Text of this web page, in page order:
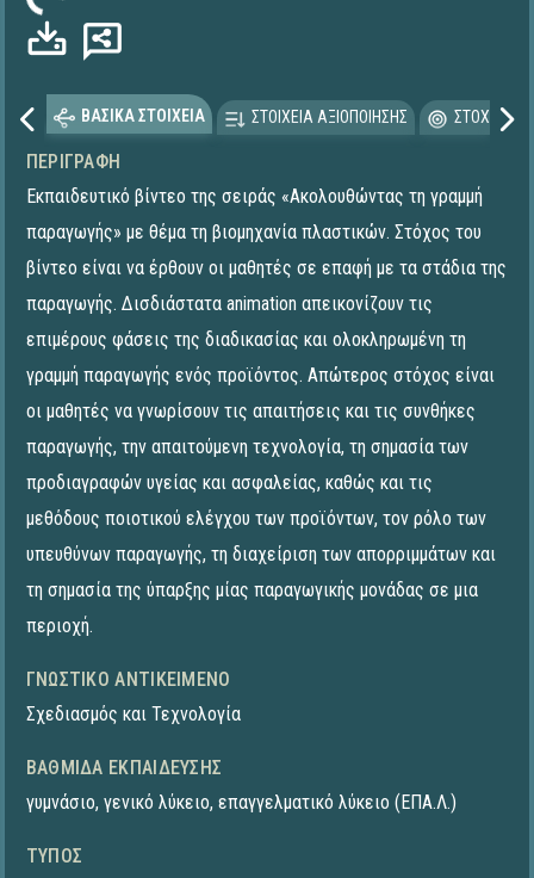
ΒΑΣΙΚΑ ΣΤΟΙΧΕΙΑ ΣΤΟΙΧΕΙΑ ΑΞΙΟΠΟΙΗΣΗΣ
ΠΕΡΙΓΡΑΦΉ
Εκπαιδευτικό βίντεο της σειράς «Ακολουθώντας τη γραμμή
παραγωγής» με θέμα τη βιομηχανία πλαστικών. Στόχος του
βίντεο είναι να έρθουν οι μαθητές σε επαφή με τα στάδια της
παραγωγής. Δισδιάστατα animation απεικονίζουν τις
επιμέρους φάσεις της διαδικασίας και ολοκληρωμένη τη
γραμμή παραγωγής ενός προϊόντος. Απώτερος στόχος είναι
οι μαθητές να γνωρίσουν τις απαιτήσεις και τις συνθήκες
παραγωγής, την απαιτούμενη τεχνολογία, τη σημασία των
προδιαγραφών υγείας και ασφαλείας, καθώς και τις
μεθόδους ποιοτικού ελέγχου των προϊόντων, τον ρόλο των
υπευθύνων παραγωγής, τη διαχείριση των απορριμμάτων και
τη σημασία της ύπαρξης μίας παραγωγικής μονάδας σε μια
περιοχή.
ΓΝΩΣΤΙΚΌ ΑΝΤΙΚΕΊΜΕΝΟ
Σχεδιασμός και Τεχνολογία
ΒΑΘΜΊΔΑ ΕΚΠΑΊΔΕΥΣΗΣ
γυμνάσιο, γενικό λύκειο, επαγγελματικό λύκειο (ΕΠΑ.Λ.)
ΤΎΠΟΣ